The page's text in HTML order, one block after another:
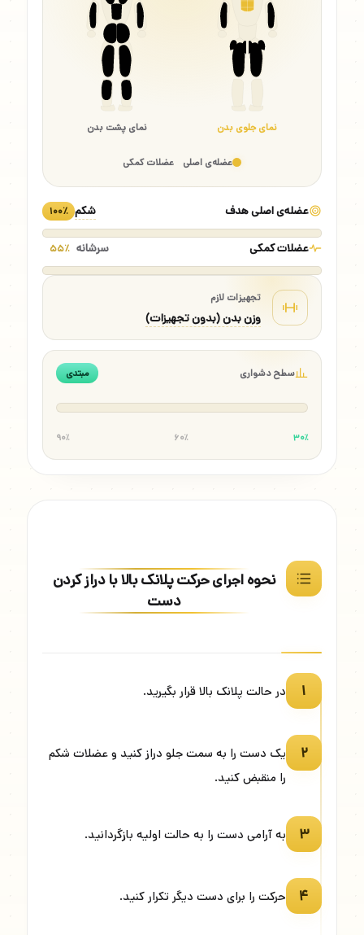
نمای جلوی بدن نمای پشت بدن
عضله‌ی اصلی عضلات کمکی
عضله‌ی اصلی هدف شکم ۱۰۰٪
عضلات کمکی سرشانه ۵۵٪
تجهیزات لازم
وزن بدن (بدون تجهیزات)
سطح دشواری مبتدی
۳۰٪ ۶۰٪ ۹۰٪
نحوه اجرای حرکت پلانک بالا با دراز کردن
دست
۱ در حالت پلانک بالا قرار بگیرید.
۲
یک دست را به سمت جلو دراز کنید و عضلات شکم
را منقبض کنید.
۳ به آرامی دست را به حالت اولیه بازگردانید.
۴ حرکت را برای دست دیگر تکرار کنید.